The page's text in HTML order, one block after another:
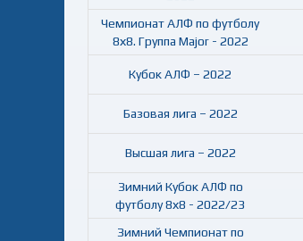
Чемпионат АЛФ по футболу
8х8. Группа Major - 2022
Кубок АЛФ – 2022
Базовая лига – 2022
Высшая лига – 2022
Зимний Кубок АЛФ по
футболу 8х8 - 2022/23
Зимний Чемпионат по